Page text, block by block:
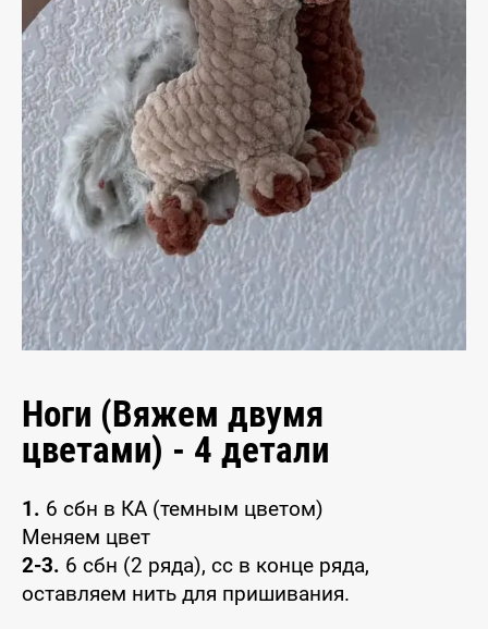
Ноги (Вяжем двумя
цветами) - 4 детали
1. 6 сбн в КА (темным цветом)
Меняем цвет
2-3. 6 сбн (2 ряда), сс в конце ряда,
оставляем нить для пришивания.